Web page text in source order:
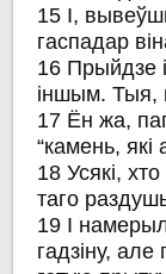
15 І,
гаспадар
16 Прыйдзе
іншым. Тыя,
17 Ён жа,
“камень, які
18 Усякі,
таго
19 І
гадзіну,